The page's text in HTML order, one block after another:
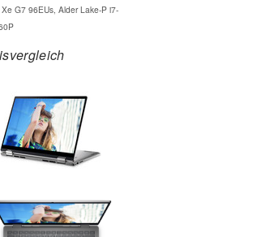
Xe G7 96EUs, Alder Lake-P i7-